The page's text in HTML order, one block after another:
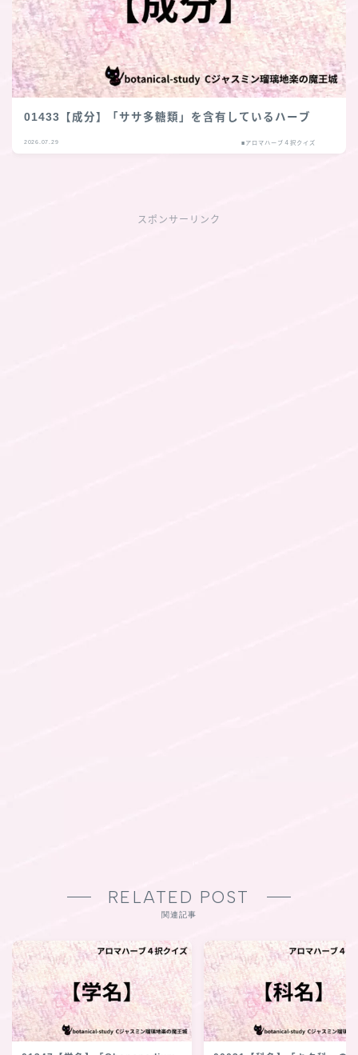
01433【成分】「ササ多糖類」を含有しているハーブ
2026.07.29 ■アロマハーブ４択クイズ
スポンサーリンク
RELATED POST
関連記事